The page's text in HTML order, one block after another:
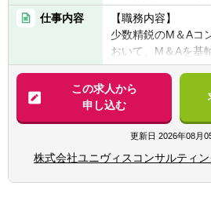
■FAS経験者
仕事内容
【職務内容】
少数精鋭のM＆Aコ
おいて、M＆Aを基
サポートいただき
ユニヴィスコンサル
略策定から、ディー
ジネスDD、
（PMI）とM＆Aを
【具体的には】
この求人から
申し込む
更新日 2026年08月
株式会社ユニヴィスコンサルティ